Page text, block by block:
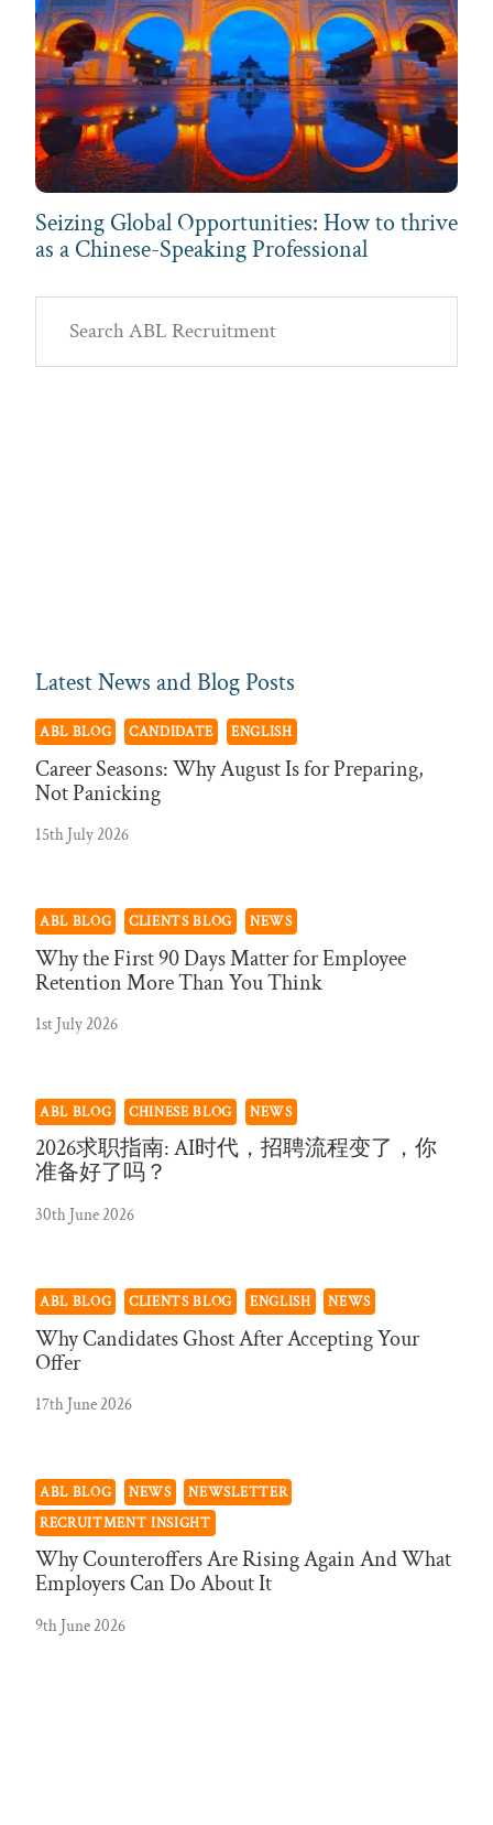
Seizing Global Opportunities: How to thrive
as a Chinese-Speaking Professional
Primary
Sidebar
ABL
Recruitment
Latest News and Blog Posts
ABL BLOG CANDIDATE ENGLISH
Career Seasons: Why August Is for Preparing,
Not Panicking
15th July 2026
ABL BLOG CLIENTS BLOG NEWS
Why the First 90 Days Matter for Employee
Retention More Than You Think
1st July 2026
ABL BLOG CHINESE BLOG NEWS
2026求职指南: AI时代，招聘流程变了，你
准备好了吗？
30th June 2026
ABL BLOG CLIENTS BLOG ENGLISH NEWS
Why Candidates Ghost After Accepting Your
Offer
17th June 2026
ABL BLOG NEWS
NEWSLETTER
RECRUITMENT INSIGHT
Why Counteroffers Are Rising Again And What
Employers Can Do About It
9th June 2026